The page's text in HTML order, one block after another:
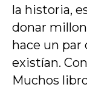
la historia,
donar
hace un par
existían.
Muchos